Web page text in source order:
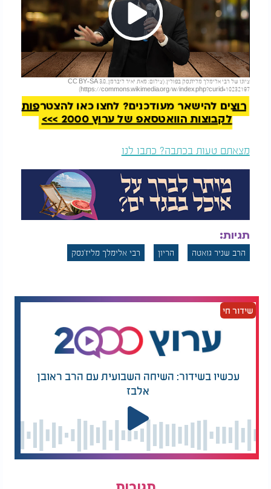
Play
Video
ציונו של רבי אלימלך מליז'נסק בפולין. (צילום: מאת יאיר ליברמן, CC BY-SA 3.0,
https://commons.wikimedia.org/w/index.php?curid=10232197)
להמשך קריאה
רוצים להישאר מעודכנים? לחצו כאן להצטרפות
לקבוצות הוואטסאפ של ערוץ 2000 >>>
מצאתם טעות בכתבה? כתבו לנו
תגיות:
הרב שניר גואטה הריון רבי אלימלך מליז'נסק
שידור חי
עכשיו בשידור: השיחה השבועית עם הרב ראובן
אלבז